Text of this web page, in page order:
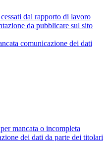
dal rapporto di lavoro
da pubblicare sul sito
comunicazione dei dati
mancata o incompleta
dei dati da parte dei titolari